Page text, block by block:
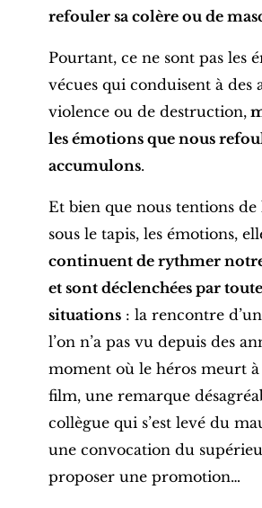
refouler sa colère ou de
Pourtant, ce ne sont pas les
vécues qui conduisent à des
violence ou de destruction,
les émotions que nous
accumulons.
Et bien que nous tentions de
sous le tapis, les émotions,
continuent de rythmer
et sont déclenchées par
situations: la rencontre
l’on n’a pas vu depuis des
moment où le héros meurt
film, une remarque
collègue qui s’est levé du
une convocation du
proposer une promotion…